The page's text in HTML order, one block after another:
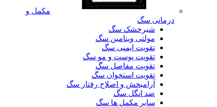
مکمل و
درمانی سگ
شیرخشک سگ
مولتی ویتامین سگ
تقویت ایمنی سگ
تقویت پوست و مو سگ
تقویت مفاصل سگ
تقویت استخوان سگ
آرامبخش و اصلاح رفتار سگ
ضد انگل سگ
سایر مکمل ها سگ